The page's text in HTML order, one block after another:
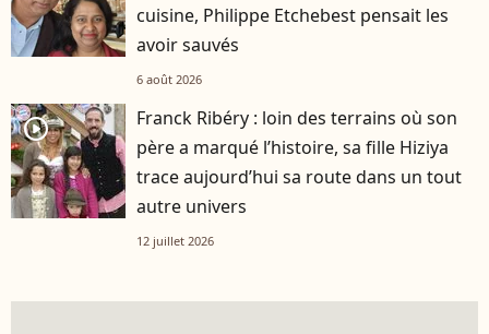
cuisine, Philippe Etchebest pensait les
avoir sauvés
6 août 2026
player2
Franck Ribéry : loin des terrains où son
père a marqué l’histoire, sa fille Hiziya
trace aujourd’hui sa route dans un tout
autre univers
12 juillet 2026